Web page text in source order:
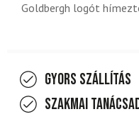
Goldbergh logót
Gyors szállítás
Szakmai